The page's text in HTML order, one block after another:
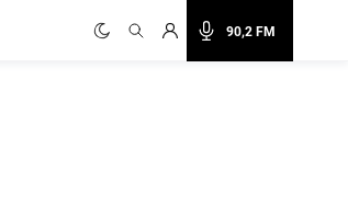
90,2 FM